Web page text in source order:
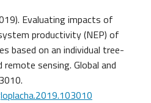
Evaluating impacts of
productivity (NEP) of
based on an individual tree-
remote sensing. Global and